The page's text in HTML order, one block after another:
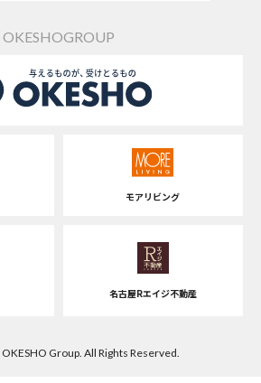
OKESHOGROUP
モアリビング
名古屋Rエイジ不動産
Group. All Rights Reserved.